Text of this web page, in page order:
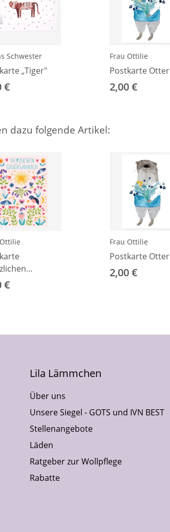
Schwester
„Tiger"
€
Frau Ottilie
Postkarte Otter
2,00 €
dazu folgende Artikel:
€
Frau Ottilie
Postkarte Otter
2,00 €
Lila Lämmchen
Über uns
Unsere Siegel - GOTS und IVN BEST
Stellenangebote
Läden
Ratgeber zur Wollpflege
Rabatte